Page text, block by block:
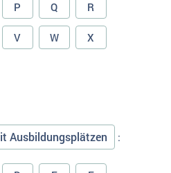
P Q R
V W X
Ausbildungsplätzen :